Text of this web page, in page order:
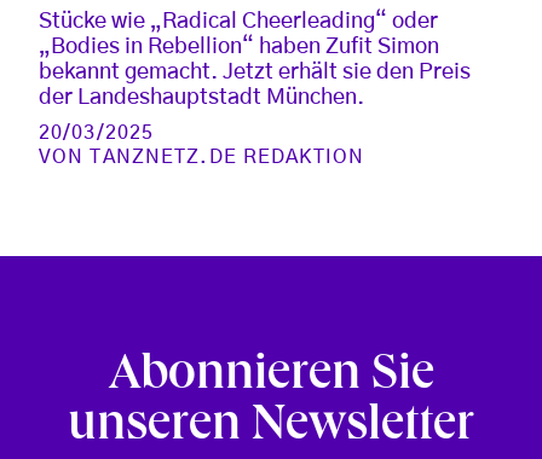
Stücke wie „Radical Cheerleading“ oder
„Bodies in Rebellion“ haben Zufit Simon
bekannt gemacht. Jetzt erhält sie den Preis
der Landeshauptstadt München.
20/03/2025
VON
TANZNETZ.DE REDAKTION
Abonnieren Sie
unseren Newsletter